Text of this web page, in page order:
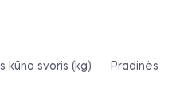
kūno svoris (kg)
Pradinės